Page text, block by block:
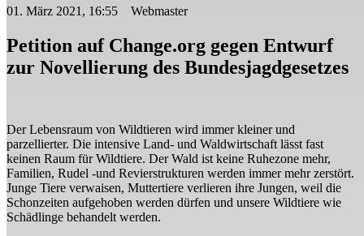
01. März 2021, 16:55 Webmaster
Petition auf Change.org gegen Entwurf
zur Novellierung des Bundesjagdgesetzes
Der Lebensraum von Wildtieren wird immer kleiner und
parzellierter. Die intensive Land- und Waldwirtschaft lässt fast
keinen Raum für Wildtiere. Der Wald ist keine Ruhezone mehr,
Familien, Rudel -und Revierstrukturen werden immer mehr zerstört.
Junge Tiere verwaisen, Muttertiere verlieren ihre Jungen, weil die
Schonzeiten aufgehoben werden dürfen und unsere Wildtiere wie
Schädlinge behandelt werden.